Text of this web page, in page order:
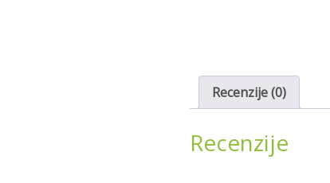
Recenzije (0)
Recenzije